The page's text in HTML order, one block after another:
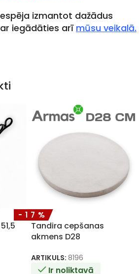
izmantot dažādus
iegādāties arī mūsu veikalā.
-17%
Tandira cepšanas
akmens D28
ARTIKULS: 8196
Ir noliktavā